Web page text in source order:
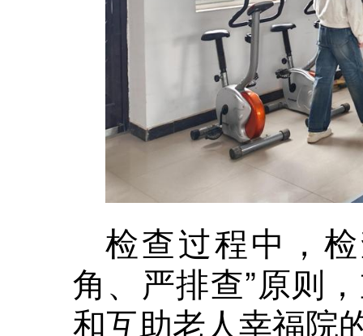
检查过程中，
角、严排查”原则
和互助老人幸福院